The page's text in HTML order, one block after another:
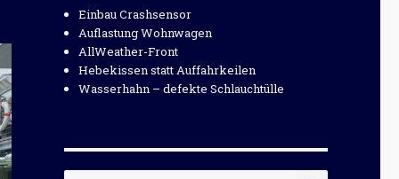
Einbau Crashsensor
Auflastung Wohnwagen
AllWeather-Front
Hebekissen statt Auffahrkeilen
Wasserhahn – defekte Schlauchtülle
SUCHEN